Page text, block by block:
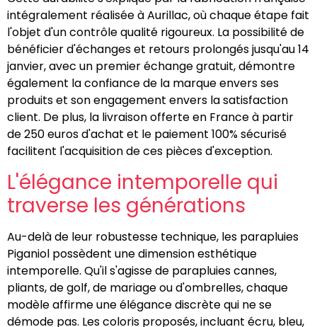
intégralement réalisée à Aurillac, où chaque étape fait
l'objet d'un contrôle qualité rigoureux. La possibilité de
bénéficier d'échanges et retours prolongés jusqu'au 14
janvier, avec un premier échange gratuit, démontre
également la confiance de la marque envers ses
produits et son engagement envers la satisfaction
client. De plus, la livraison offerte en France à partir
de 250 euros d'achat et le paiement 100% sécurisé
facilitent l'acquisition de ces pièces d'exception.
L'élégance intemporelle qui
traverse les générations
Au-delà de leur robustesse technique, les parapluies
Piganiol possèdent une dimension esthétique
intemporelle. Qu'il s'agisse de parapluies cannes,
pliants, de golf, de mariage ou d'ombrelles, chaque
modèle affirme une élégance discrète qui ne se
démode pas. Les coloris proposés, incluant écru, bleu,